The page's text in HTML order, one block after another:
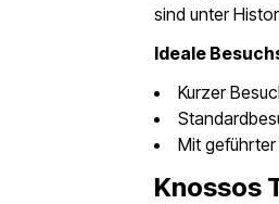
sind unter
Ideale
Kurzer
Mit
Knossos